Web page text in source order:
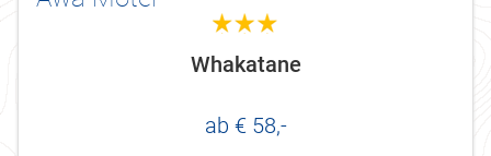
3.0
Whakatane
ab € 58,-